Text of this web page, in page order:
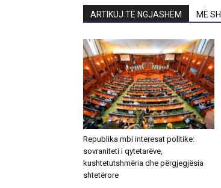
ARTIKUJ TË NGJASHËM MË
Republika mbi interesat politike:
sovraniteti i qytetarëve,
kushtetutshmëria dhe përgjegjësia
shtetërore